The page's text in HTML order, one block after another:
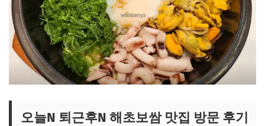
오늘N 퇴근후N 해초보쌈 맛집 방문 후기